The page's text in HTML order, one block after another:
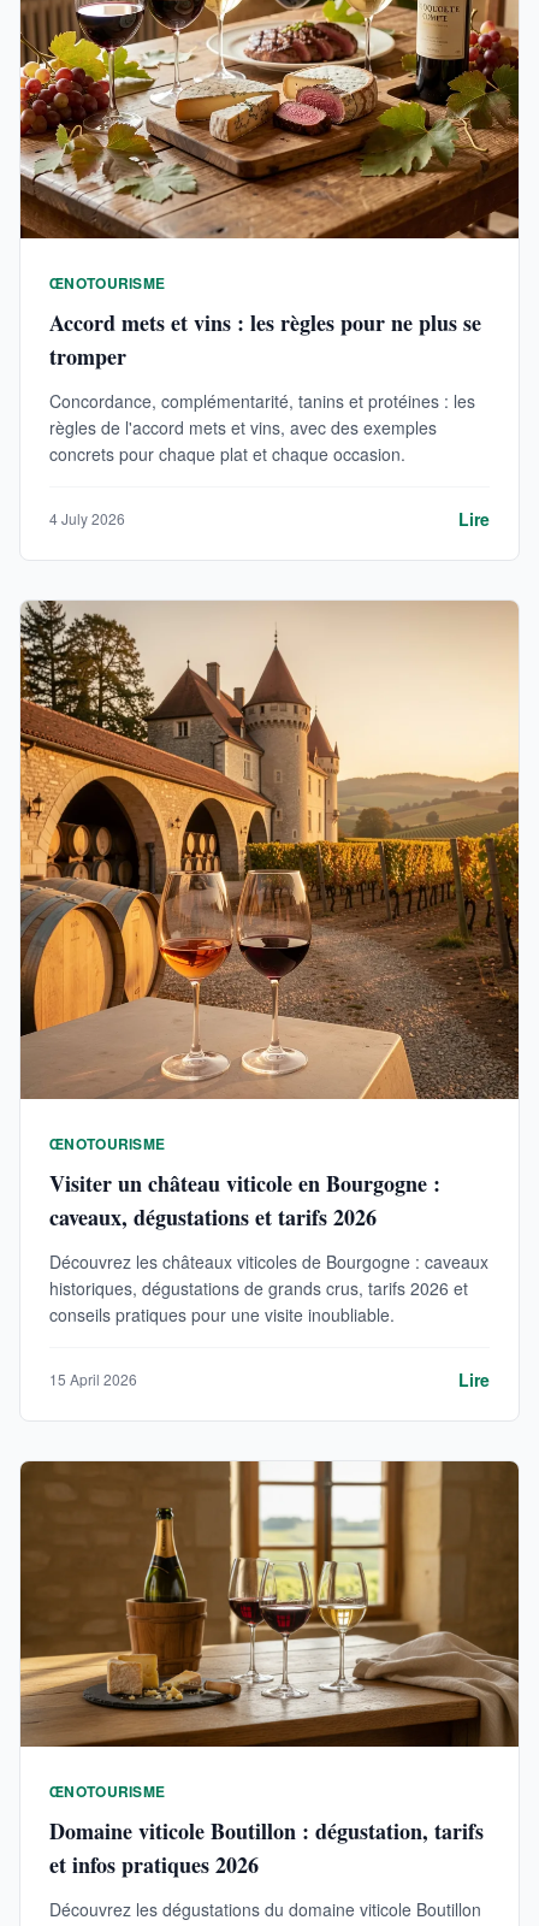
ŒNOTOURISME
Accord mets et vins : les règles pour ne plus se
tromper
Concordance, complémentarité, tanins et protéines : les
règles de l'accord mets et vins, avec des exemples
concrets pour chaque plat et chaque occasion.
4 July 2026 Lire
ŒNOTOURISME
Visiter un château viticole en Bourgogne :
caveaux, dégustations et tarifs 2026
Découvrez les châteaux viticoles de Bourgogne : caveaux
historiques, dégustations de grands crus, tarifs 2026 et
conseils pratiques pour une visite inoubliable.
15 April 2026 Lire
ŒNOTOURISME
Domaine viticole Boutillon : dégustation, tarifs
et infos pratiques 2026
Découvrez les dégustations du domaine viticole Boutillon